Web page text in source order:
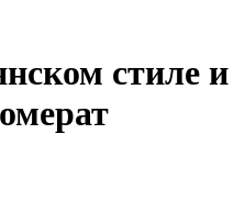
стиле и